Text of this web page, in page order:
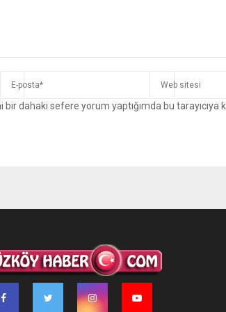
bir dahaki sefere yorum yaptığımda bu tarayıcıya